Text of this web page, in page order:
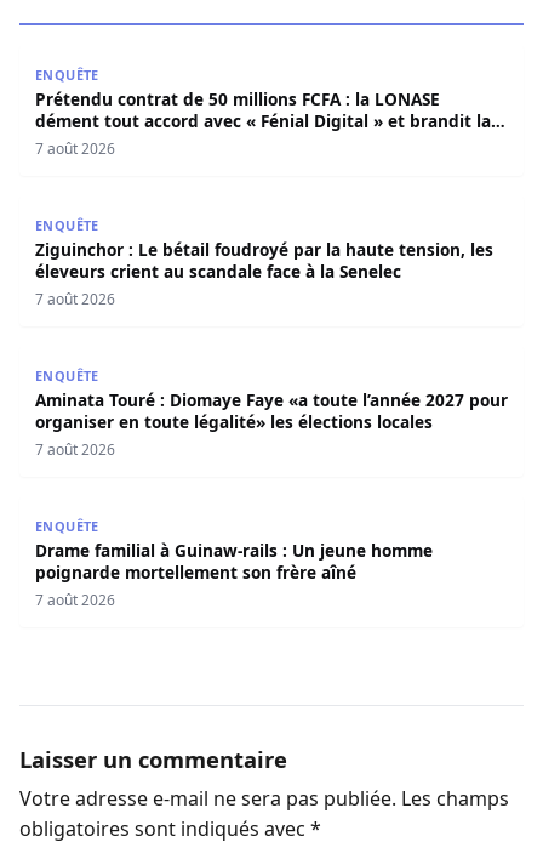
ENQUÊTE
Prétendu contrat de 50 millions FCFA : la LONASE
dément tout accord avec « Fénial Digital » et brandit la
menace de poursuites
7 août 2026
ENQUÊTE
Ziguinchor : Le bétail foudroyé par la haute tension, les
éleveurs crient au scandale face à la Senelec
7 août 2026
ENQUÊTE
Aminata Touré : Diomaye Faye «a toute l’année 2027 pour
organiser en toute légalité» les élections locales
7 août 2026
ENQUÊTE
Drame familial à Guinaw-rails : Un jeune homme
poignarde mortellement son frère aîné
7 août 2026
Laisser un commentaire
Votre adresse e-mail ne sera pas publiée. Les champs
obligatoires sont indiqués avec *